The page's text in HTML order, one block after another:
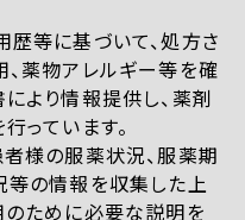
等に基づいて、処方さ
薬物アレルギー等を確
より情報提供し、薬剤
っています。
様の服薬状況、服薬期
等の情報を収集した上
ために必要な説明を